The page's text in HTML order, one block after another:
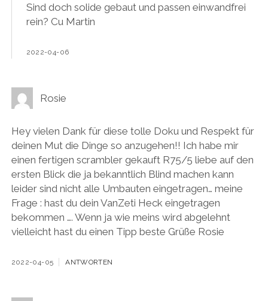
Sind doch solide gebaut und passen einwandfrei
rein? Cu Martin
2022-04-06
Rosie
Hey vielen Dank für diese tolle Doku und Respekt für
deinen Mut die Dinge so anzugehen!! Ich habe mir
einen fertigen scrambler gekauft R75/5 liebe auf den
ersten Blick die ja bekanntlich Blind machen kann
leider sind nicht alle Umbauten eingetragen… meine
Frage : hast du dein VanZeti Heck eingetragen
bekommen …. Wenn ja wie meins wird abgelehnt
vielleicht hast du einen Tipp beste Grüße Rosie
2022-04-05 ANTWORTEN